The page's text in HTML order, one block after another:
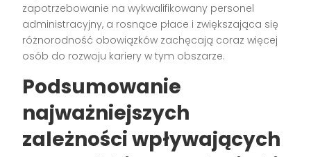
zapotrzebowanie na wykwalifikowany personel
administracyjny, a rosnące płace i zwiększająca się
różnorodność obowiązków zachęcają coraz więcej
osób do rozwoju kariery w tym obszarze.
Podsumowanie
najważniejszych
zależności wpływających